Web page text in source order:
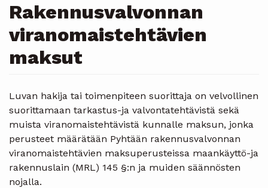
Rakennusvalvonnan
viranomaistehtävien
maksut
Luvan hakija tai toimenpiteen suorittaja on velvollinen
suorittamaan tarkastus-ja valvontatehtävistä sekä
muista viranomaistehtävistä kunnalle maksun, jonka
perusteet määrätään Pyhtään rakennusvalvonnan
viranomaistehtävien maksuperusteissa maankäyttö-ja
rakennuslain (MRL) 145 §:n ja muiden säännösten
nojalla.